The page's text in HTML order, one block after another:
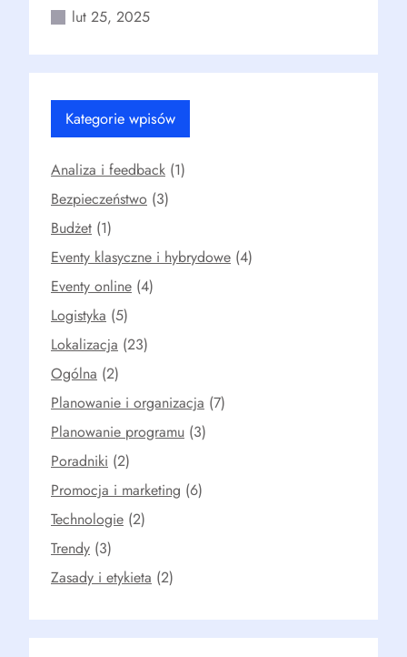
lut 25, 2025
Kategorie wpisów
Analiza i feedback (1)
Bezpieczeństwo (3)
Budżet (1)
Eventy klasyczne i hybrydowe (4)
Eventy online (4)
Logistyka (5)
Lokalizacja (23)
Ogólna (2)
Planowanie i organizacja (7)
Planowanie programu (3)
Poradniki (2)
Promocja i marketing (6)
Technologie (2)
Trendy (3)
Zasady i etykieta (2)